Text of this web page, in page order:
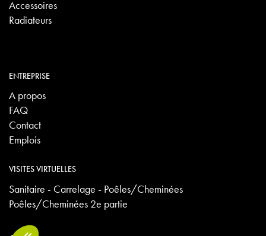
Accessoires
Radiateurs
ENTREPRISE
A propos
FAQ
Contact
Emplois
VISITES VIRTUELLES
Sanitaire - Carrelage - Poêles/Cheminées
Poêles/Cheminées 2e partie